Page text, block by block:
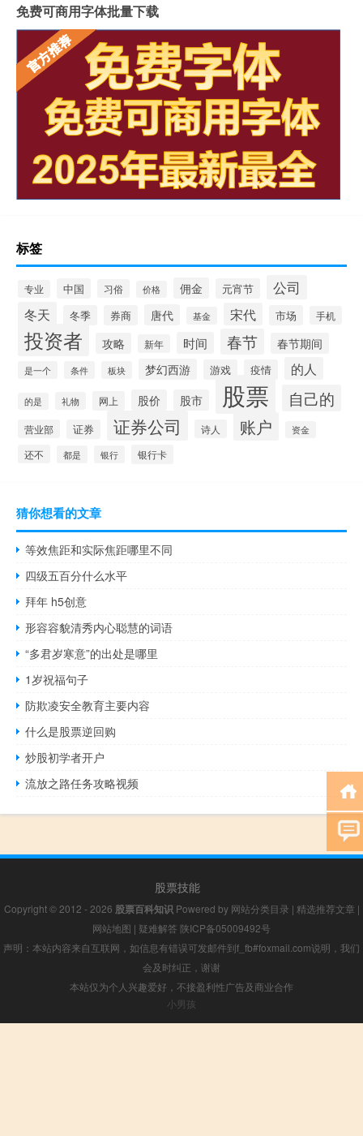
免费可商用字体批量下载
标签
专业 中国 习俗 价格 佣金 元宵节
公司
冬天
冬季 券商 唐代 基金 宋代 市场 手机
投资者 攻略 新年 时间 春节 春节期间
是一个 条件 板块 梦幻西游 游戏 疫情 的人
的是 礼物 网上 股价 股市 股票 自己的
营业部 证券 证券公司 诗人 账户 资金
还不 都是 银行 银行卡
猜你想看的文章
等效焦距和实际焦距哪里不同
四级五百分什么水平
拜年 h5创意
形容容貌清秀内心聪慧的词语
“多君岁寒意”的出处是哪里
1岁祝福句子
防欺凌安全教育主要内容
什么是股票逆回购
炒股初学者开户
流放之路任务攻略视频
股票技能
Copyright © 2012 - 2026 股票百科知识 Powered by 网站分类目录 | 精选推荐文章 |
网站地图 | 疑难解答 陕ICP备05009492号
声明：本站内容来自互联网，如信息有错误可发邮件到f_fb#foxmail.com说明，我们
会及时纠正，谢谢
本站仅为个人兴趣爱好，不接盈利性广告及商业合作
小男孩